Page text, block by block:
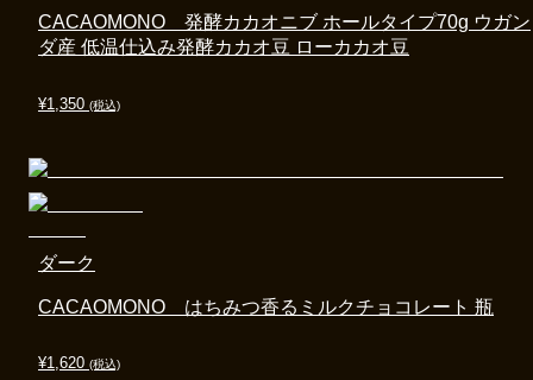
¥1,350 (税込)
CACAOMONO 発酵カカオニブ ホールタイプ70g ウガン
ダ産 低温仕込み発酵カカオ豆 ローカカオ豆
¥1,620 (税込)
CACAOMONO はちみつ香るミルクチョコレート 瓶
ダーク